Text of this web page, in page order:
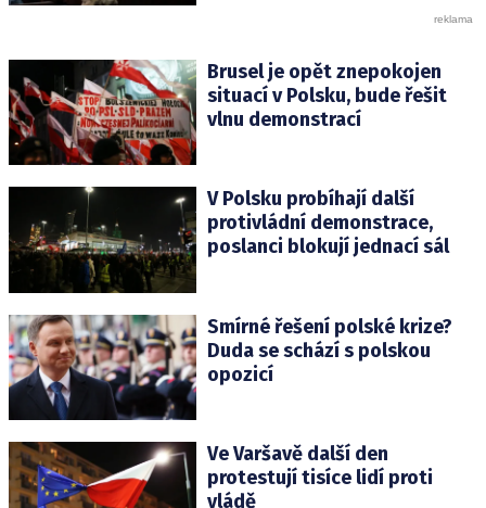
Brusel je opět znepokojen
situací v Polsku, bude řešit
vlnu demonstrací
V Polsku probíhají další
protivládní demonstrace,
poslanci blokují jednací sál
Smírné řešení polské krize?
Duda se schází s polskou
opozicí
Ve Varšavě další den
protestují tisíce lidí proti
vládě